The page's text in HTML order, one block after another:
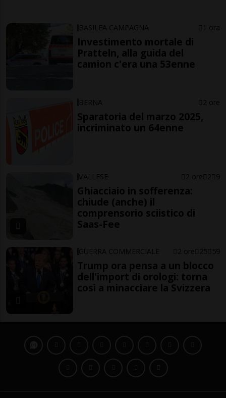
BASILEA CAMPAGNA 1 ora
Investimento mortale di
Pratteln, alla guida del
camion c'era una 53enne
BERNA 2 ore
Sparatoria del marzo 2025,
incriminato un 64enne
VALLESE 2 ore 2 9
Ghiacciaio in sofferenza:
chiude (anche) il
comprensorio sciistico di
Saas-Fee
GUERRA COMMERCIALE 2 ore 25 59
Trump ora pensa a un blocco
dell'import di orologi: torna
così a minacciare la Svizzera